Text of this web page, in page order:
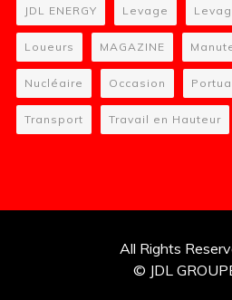
JDL ENERGY Levage
Loueurs MAGAZINE
Nucléaire Occasion
Transport Travail en Hauteur
All Rights
© JDL